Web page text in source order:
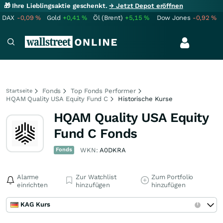
🎁 Ihre Lieblingsaktie geschenkt.→ Jetzt Depot eröffnen
DAX -0,09% Gold +0,41% Öl (Brent) +5,15% Dow Jones -0,92%
Startseite Fonds
Top Fonds Performer
HQAM Quality USA Equity Fund C
Historische Kurse
HQAM Quality USA Equity
Fund C Fonds
Fonds WKN:A0DKRA
Alarme
einrichten
Zur Watchlist
hinzufügen
Zum Portfolio
hinzufügen
KAG Kurs